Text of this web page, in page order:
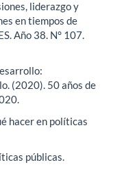
liderazgo y
en tiempos de
Año 38. N° 107.
(2020). 50 años de
hacer en políticas
públicas.